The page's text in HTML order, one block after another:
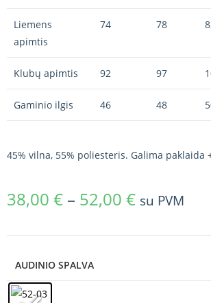
Liemens
apimtis
74 78
Klubų apimtis 92 97
Gaminio ilgis 46 48
45% vilna, 55% poliesteris. Galima paklaida
38,00 € – 52,00 € su PVM
AUDINIO SPALVA